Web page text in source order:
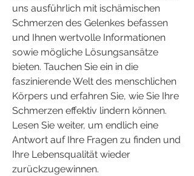
uns ausführlich mit ischämischen
Schmerzen des Gelenkes befassen
und Ihnen wertvolle Informationen
sowie mögliche Lösungsansätze
bieten. Tauchen Sie ein in die
faszinierende Welt des menschlichen
Körpers und erfahren Sie, wie Sie Ihre
Schmerzen effektiv lindern können.
Lesen Sie weiter, um endlich eine
Antwort auf Ihre Fragen zu finden und
Ihre Lebensqualität wieder
zurückzugewinnen.